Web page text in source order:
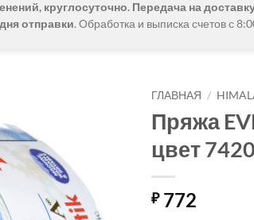
круглосуточно. Передача на
отправки. Обработка и выписка счетов с
ГЛАВНАЯ /
Пряжа
цвет
₽772